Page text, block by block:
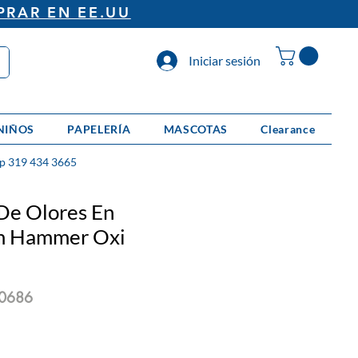
EN EE.UU
Iniciar sesión
PAPELERÍA MASCOTAS Clearance
319 434 3665
Olores En
Hammer Oxi